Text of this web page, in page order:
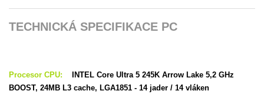
TECHNICKÁ SPECIFIKACE PC
Procesor CPU: INTEL Core Ultra 5 245K Arrow Lake 5,2 GHz
BOOST, 24MB L3 cache, LGA1851 - 14 jader / 14 vláken